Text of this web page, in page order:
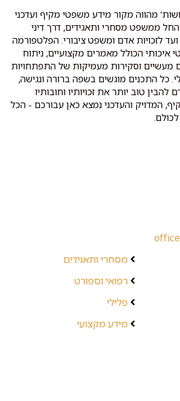
מהווה מקור מידע משפטי מקיף ועדכני
ממשפט מסחרי ותאגידים, דרך דיני
ועד לזכויות אדם ומשפט ציבורי. הפלטפורמה
איכותי הכולל מאמרים מקצועיים, ניתוח
מעשיים וסקירות מעמיקות של התפתחויות
כל התכנים מוגשים בשפה ברורה ונגישה,
טוב יותר את זכויותיו וחובותיו
המדויק והעדכני נמצא כאן עבורכם - הכל
מסחרי ותאגידים
רפואי וספורט
פלילי
מידע מקצועי